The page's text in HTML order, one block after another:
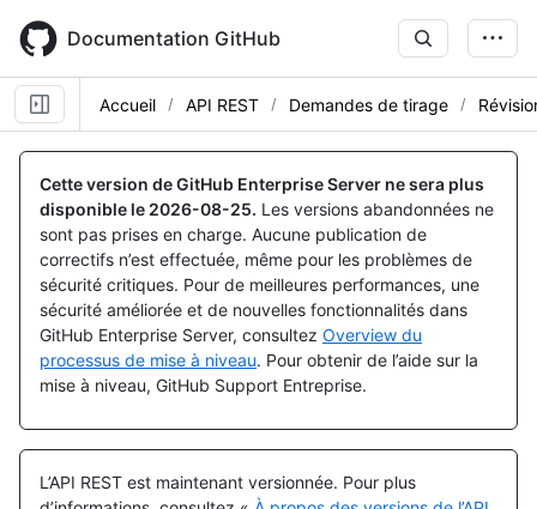
main
content
Documentation GitHub
Accueil API REST Demandes de tirage
Cette version de GitHub Enterprise Server ne sera plus
disponible le 2026-08-25. Les versions abandonnées ne
sont pas prises en charge. Aucune publication de
correctifs n’est effectuée, même pour les problèmes de
sécurité critiques. Pour de meilleures performances, une
sécurité améliorée et de nouvelles fonctionnalités dans
GitHub Enterprise Server, consultez Overview du
processus de mise à niveau. Pour obtenir de l’aide sur la
mise à niveau, GitHub Support Entreprise.
L’API REST est maintenant versionnée. Pour plus
Nom, Type,
Description
Nom, Type,
Description
Nom, Type,
Description
Nom, Type,
Description
Nom, Type,
Description
Nom, Type,
Description
Nom, Type,
Description
Nom, Type,
Description
Nom, Type,
Description
Nom, Type,
Description
Nom, Type,
Description
Nom, Type,
Description
Nom, Type,
Description
Nom, Type,
Description
Nom, Type,
Description
Nom, Type,
Description
Nom, Type,
Description
Nom, Type,
Description
Nom, Type,
Description
Nom, Type,
Description
Nom, Type,
Description
Nom, Type,
Description